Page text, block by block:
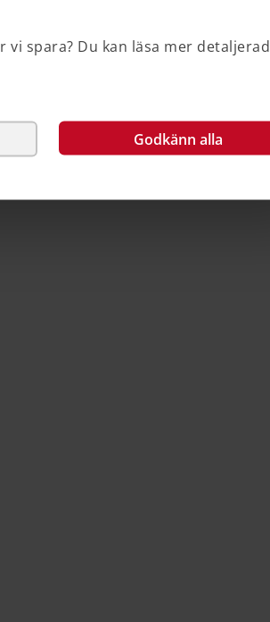
vi spara? Du kan läsa mer detaljerad
Godkänn alla